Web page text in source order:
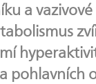
a
pohlavních